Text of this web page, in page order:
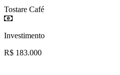
Tostare Café
Investimento
R$ 183.000